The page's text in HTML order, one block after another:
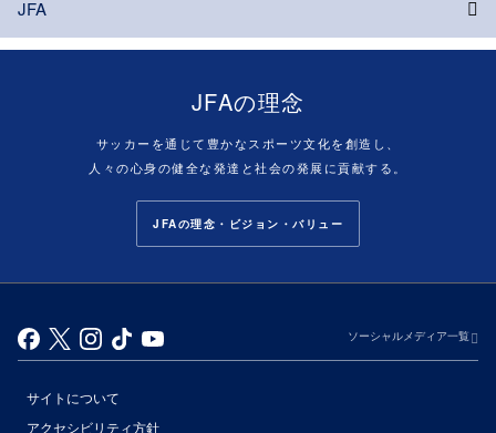
JFA
JFAの理念
サッカーを通じて豊かなスポーツ文化を創造し、
人々の心身の健全な発達と社会の発展に貢献する。
JFAの理念・ビジョン・バリュー
ソーシャルメディア一覧
サイトについて
アクセシビリティ方針